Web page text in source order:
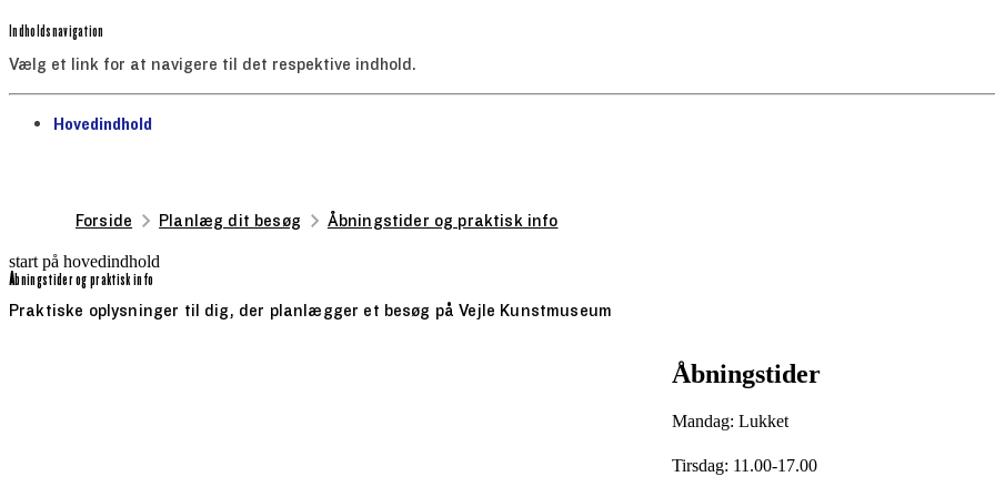
Indholdsnavigation
Vælg et link for at navigere til det respektive indhold.
gå til
Hovedindhold
Forside Planlæg dit besøg Åbningstider og praktisk info
start på hovedindhold
Åbningstider og praktisk info
Praktiske oplysninger til dig, der planlægger et besøg på Vejle Kunstmuseum
senest opdateret 28. juli 2026
Åbningstider
Mandag: Lukket
Tirsdag: 11.00-17.00